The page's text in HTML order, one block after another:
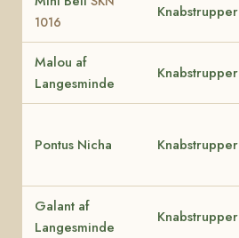
1016
Knabstrupper
Malou af
Langesminde
Knabstrupper
Pontus Nicha Knabstrupper
Galant af
Langesminde
Knabstrupper